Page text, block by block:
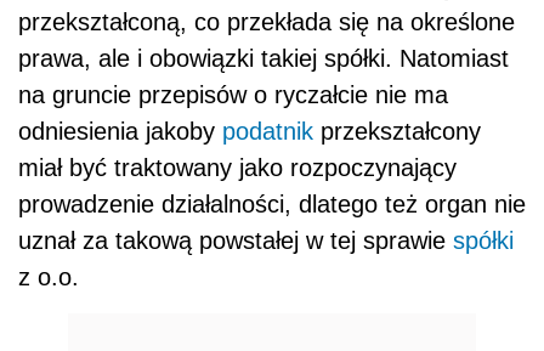
przekształconą, co przekłada się na określone
prawa, ale i obowiązki takiej spółki. Natomiast
na gruncie przepisów o ryczałcie nie ma
odniesienia jakoby podatnik przekształcony
miał być traktowany jako rozpoczynający
prowadzenie działalności, dlatego też organ nie
uznał za takową powstałej w tej sprawie spółki
z o.o.